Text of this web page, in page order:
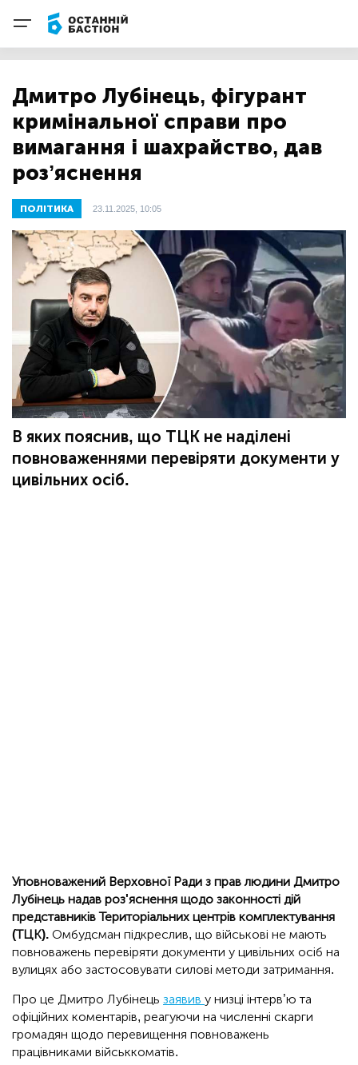
Дмитро Лубінець, фігурант
кримінальної справи про
вимагання і шахрайство, дав
розʼяснення
ПОЛІТИКА 23.11.2025, 10:05
В яких пояснив, що ТЦК не наділені
повноваженнями перевіряти документи у
цивільних осіб.
Уповноважений Верховної Ради з прав людини Дмитро
Лубінець надав роз'яснення щодо законності дій
представників Територіальних центрів комплектування
(ТЦК). Омбудсман підкреслив, що військові не мають
повноважень перевіряти документи у цивільних осіб на
вулицях або застосовувати силові методи затримання.
Про це Дмитро Лубінець заявив у низці інтерв’ю та
офіційних коментарів, реагуючи на численні скарги
громадян щодо перевищення повноважень
працівниками військкоматів.